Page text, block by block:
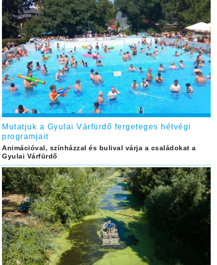
Mutatjuk a Gyulai Várfürdő fergeteges hétvégi
programjait
Animációval, színházzal és bulival várja a családokat a
Gyulai Várfürdő